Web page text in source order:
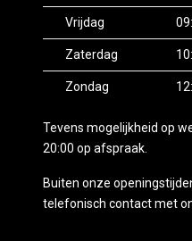
Vrijdag
Zaterdag
Zondag
Tevens mogelijkheid op
20:00 op afspraak.
Buiten onze
telefonisch contact met